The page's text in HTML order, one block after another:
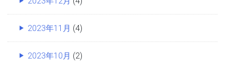
2023年11月 (4)
2023年10月 (2)